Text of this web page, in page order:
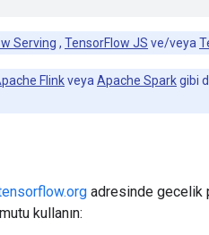
Serving , TensorFlow JS ve/veya
Flinkveya Apache Sparkgibi
adresinde gecelik
kullanın: